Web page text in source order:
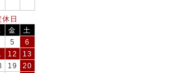
日
金
土
5
6
12
13
19
20